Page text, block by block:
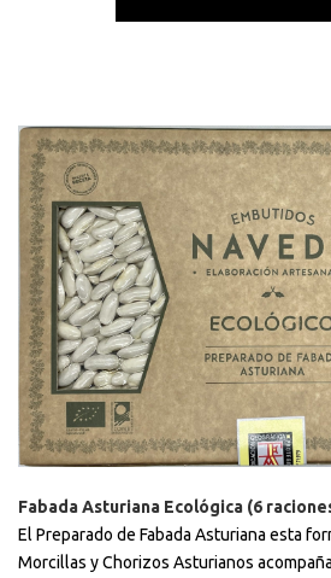
Fabada Asturiana Ecológica (6
El Preparado de Fabada Asturiana esta
Morcillas y Chorizos Asturianos